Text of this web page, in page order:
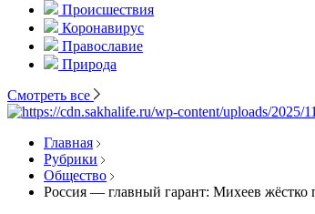
Происшествия
Коронавирус
Православие
Природа
Смотреть все
Главная
Рубрики
Общество
Россия — главный гарант: Михеев жёстко